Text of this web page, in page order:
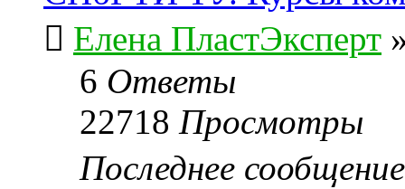
Елена ПластЭксперт
6 Ответы
22718 Просмотры
Последнее